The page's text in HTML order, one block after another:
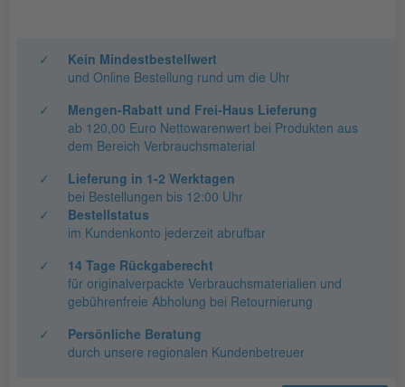
✓
Kein Mindestbestellwert
und Online Bestellung rund um die Uhr
✓
Mengen-Rabatt und Frei-Haus Lieferung
ab 120,00 Euro Nettowarenwert bei Produkten aus
dem Bereich Verbrauchsmaterial
✓
Lieferung in 1-2 Werktagen
bei Bestellungen bis 12:00 Uhr
✓
Bestellstatus
im Kundenkonto jederzeit abrufbar
✓
14 Tage Rückgaberecht
für originalverpackte Verbrauchsmaterialien und
gebührenfreie Abholung bei Retournierung
✓
Persönliche Beratung
durch unsere regionalen Kundenbetreuer